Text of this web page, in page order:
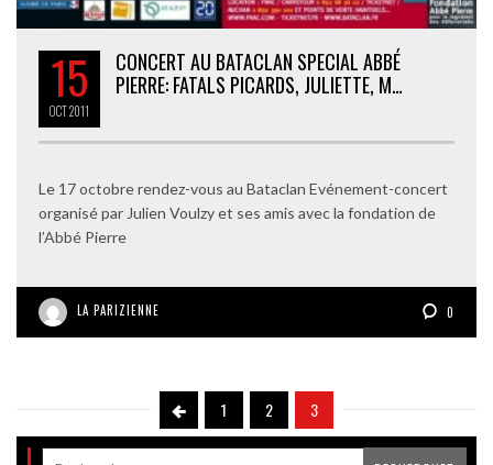
15
OCT2011
CONCERT AU BATACLAN SPECIAL ABBÉ
PIERRE: FATALS PICARDS, JULIETTE, M…
Le 17 octobre rendez-vous au Bataclan Evénement-concert
organisé par Julien Voulzy et ses amis avec la fondation de
l’Abbé Pierre
LA PARIZIENNE 0
1 2 3